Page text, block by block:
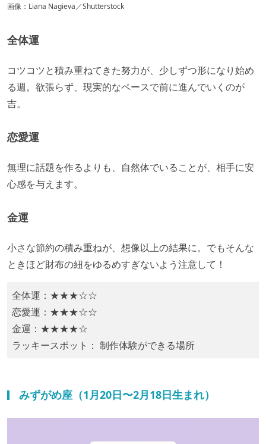
画像：Liana Nagieva／Shutterstock
全体運
コツコツと積み重ねてきた努力が、少しずつ形になり始め
る週。欲張らず、現実的なペースで前に進んでいくのが
吉。​
恋愛運
無理に話題を作るよりも、自然体でいることが、相手に安
心感を与えます。
金運
小さな節約の積み重ねが、想像以上の結果に。でもそんな
ときほど財布の紐をゆるめすぎないよう注意して！
全体運：★★★☆☆
恋愛運：★★★☆☆
金運：★★★★☆
ラッキースポット： 制作体験ができる場所
みずがめ座（1月20日〜2月18日生まれ）